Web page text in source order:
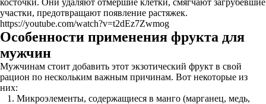
косточки. Они удаляют отмершие клетки, смягчают загрубевшие
участки, предотвращают появление растяжек.
https://youtube.com/watch?v=t2dEz7Zwmog
Особенности применения фрукта для
мужчин
Мужчинам стоит добавить этот экзотический фрукт в свой
рацион по нескольким важным причинам. Вот некоторые из
них:
Микроэлементы, содержащиеся в манго (марганец, медь,